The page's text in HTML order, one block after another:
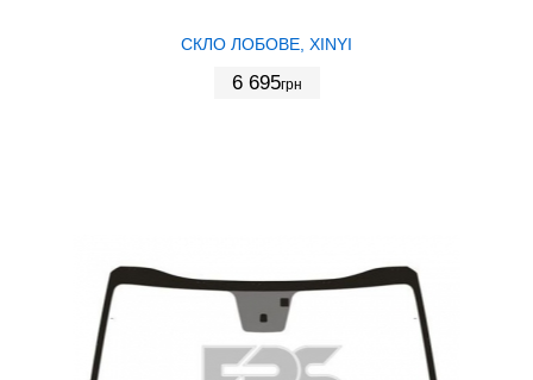
СКЛО ЛОБОВЕ, XINYI
6 695грн